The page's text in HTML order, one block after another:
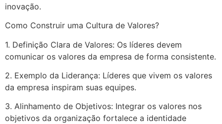
inovação.
Como Construir uma Cultura de Valores?
1. Definição Clara de Valores: Os líderes devem
comunicar os valores da empresa de forma consistente.
2. Exemplo da Liderança: Líderes que vivem os valores
da empresa inspiram suas equipes.
3. Alinhamento de Objetivos: Integrar os valores nos
objetivos da organização fortalece a identidade